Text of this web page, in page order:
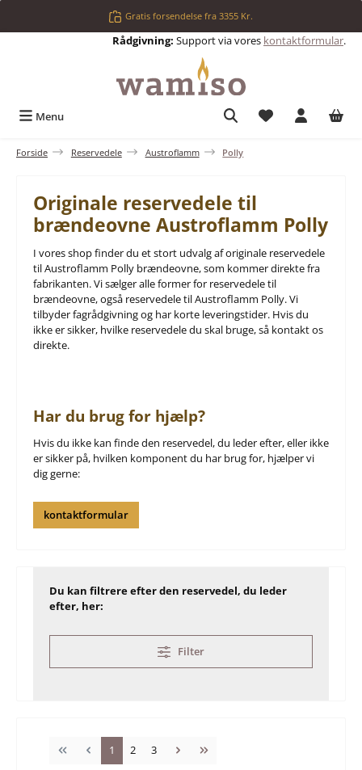
Gratis forsendelse fra 3355 Kr.
Rådgivning: Support via vores kontaktformular.
Menu Du har 0
Forside Reservedele Austroflamm Polly
Originale reservedele til
brændeovne Austroflamm Polly
I vores shop finder du et stort udvalg af originale reservedele
til Austroflamm Polly brændeovne, som kommer direkte fra
fabrikanten. Vi sælger alle former for reservedele til
brændeovne, også reservedele til Austroflamm Polly. Vi
tilbyder fagrådgivning og har korte leveringstider. Hvis du
ikke er sikker, hvilke reservedele du skal bruge, så kontakt os
direkte.
Har du brug for hjælp?
Hvis du ikke kan finde den reservedel, du leder efter, eller ikke
er sikker på, hvilken komponent du har brug for, hjælper vi
dig gerne:
kontaktformular
Du kan filtrere efter den reservedel, du leder
efter, her:
Filter
Side
1 Side
2 Side
3